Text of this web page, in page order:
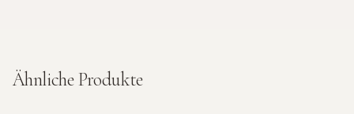
Ähnliche Produkte